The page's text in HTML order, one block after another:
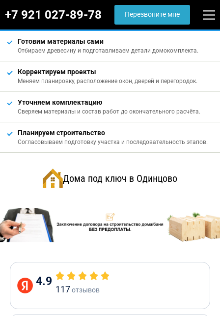
+7 921 027-89-78 Перезвоните мне
Готовим материалы сами
Отбираем древесину и подготавливаем детали домокомплекта.
Корректируем проекты
Меняем планировку, расположение окон, дверей и перегородок.
Уточняем комплектацию
Сверяем материалы и состав работ до окончательного расчёта.
Планируем строительство
Согласовываем подготовку участка и последовательность этапов.
Дома под ключ в Одинцово
4.9
117отзывов